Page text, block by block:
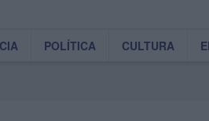
POLÍTICA CULTURA